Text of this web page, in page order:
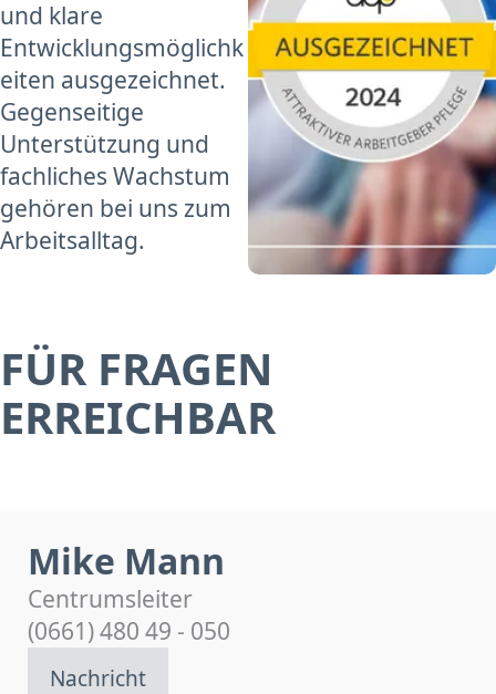
und klare
Entwicklungsmöglichk
eiten ausgezeichnet.
Gegenseitige
Unterstützung und
fachliches Wachstum
gehören bei uns zum
Arbeitsalltag.
FÜR FRAGEN
ERREICHBAR
Mike Mann
Centrumsleiter
(0661) 480 49 - 050
Nachricht